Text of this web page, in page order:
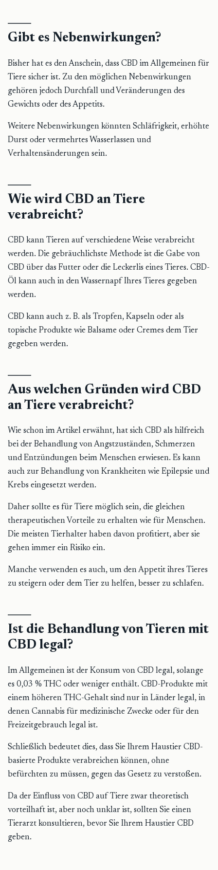
Gibt es Nebenwirkungen?
Bisher hat es den Anschein, dass CBD im Allgemeinen für
Tiere sicher ist. Zu den möglichen Nebenwirkungen
gehören jedoch Durchfall und Veränderungen des
Gewichts oder des Appetits.
Weitere Nebenwirkungen könnten Schläfrigkeit, erhöhte
Durst oder vermehrtes Wasserlassen und
Verhaltensänderungen sein.
Wie wird CBD an Tiere
verabreicht?
CBD kann Tieren auf verschiedene Weise verabreicht
werden. Die gebräuchlichste Methode ist die Gabe von
CBD über das Futter oder die Leckerlis eines Tieres. CBD-
Öl kann auch in den Wassernapf Ihres Tieres gegeben
werden.
CBD kann auch z. B. als Tropfen, Kapseln oder als
topische Produkte wie Balsame oder Cremes dem Tier
gegeben werden.
Aus welchen Gründen wird CBD
an Tiere verabreicht?
Wie schon im Artikel erwähnt, hat sich CBD als hilfreich
bei der Behandlung von Angstzuständen, Schmerzen
und Entzündungen beim Menschen erwiesen. Es kann
auch zur Behandlung von Krankheiten wie Epilepsie und
Krebs eingesetzt werden.
Daher sollte es für Tiere möglich sein, die gleichen
therapeutischen Vorteile zu erhalten wie für Menschen.
Die meisten Tierhalter haben davon profitiert, aber sie
gehen immer ein Risiko ein.
Manche verwenden es auch, um den Appetit ihres Tieres
zu steigern oder dem Tier zu helfen, besser zu schlafen.
Ist die Behandlung von Tieren mit
CBD legal?
Im Allgemeinen ist der Konsum von CBD legal, solange
es 0,03 % THC oder weniger enthält. CBD-Produkte mit
einem höheren THC-Gehalt sind nur in Länder legal, in
denen Cannabis für medizinische Zwecke oder für den
Freizeitgebrauch legal ist.
Schließlich bedeutet dies, dass Sie Ihrem Haustier CBD-
basierte Produkte verabreichen können, ohne
befürchten zu müssen, gegen das Gesetz zu verstoßen.
Da der Einfluss von CBD auf Tiere zwar theoretisch
vorteilhaft ist, aber noch unklar ist, sollten Sie einen
Tierarzt konsultieren, bevor Sie Ihrem Haustier CBD
geben.